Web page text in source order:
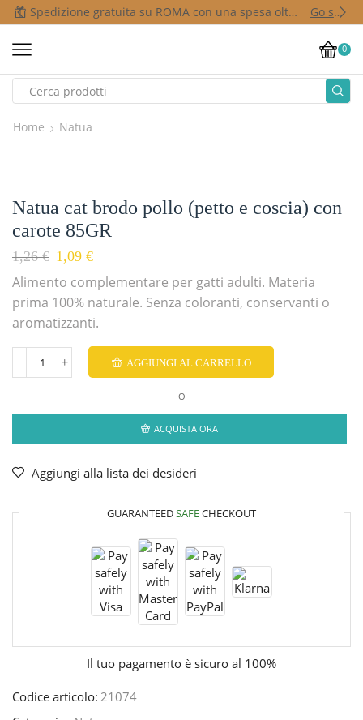
Spedizione gratuita su ROMA con una spesa oltre i 50,00 € Go shop
0
Home Natua
Natua cat brodo pollo (petto e coscia) con
carote 85GR
1,26€ 1,09 €
Alimento complementare per gatti adulti. Materia
prima 100% naturale. Senza coloranti, conservanti o
aromatizzanti.
AGGIUNGI AL CARRELLO
O
ACQUISTA ORA
Aggiungi alla lista dei desideri
GUARANTEEDSAFECHECKOUT
Il tuo pagamento è sicuro al 100%
Codice articolo: 21074